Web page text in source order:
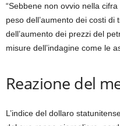
“Sebbene non ovvio nella
peso dell’aumento dei costi
dell’aumento dei prezzi del
misure dell’indagine come le
Reazione del
L’indice del dollaro